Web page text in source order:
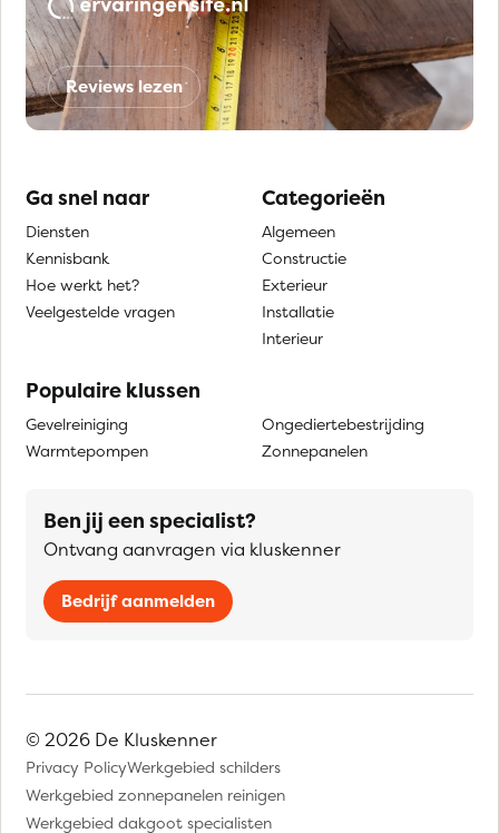
Reviews lezen
Ga snel naar
Diensten
Kennisbank
Hoe werkt het?
Veelgestelde vragen
Categorieën
Algemeen
Constructie
Exterieur
Installatie
Interieur
Populaire klussen
Gevelreiniging
Warmtepompen
Ongediertebestrijding
Zonnepanelen
Ben jij een specialist?
Ontvang aanvragen via kluskenner
Bedrijf aanmelden
© 2026 De Kluskenner
Privacy PolicyWerkgebied schilders
Werkgebied zonnepanelen reinigen
Werkgebied dakgoot specialisten